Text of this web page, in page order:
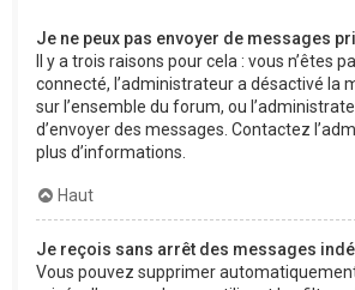
Je ne peux pas envoyer de messages
Il y a trois raisons pour cela : vous n’êtes
connecté, l’administrateur a désactivé la
sur l’ensemble du forum, ou
d’envoyer des messages. Contactez
plus d’informations.
Haut
Je reçois sans arrêt des messages
Vous pouvez supprimer